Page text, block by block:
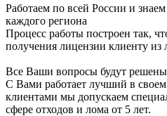
Работаем по всей России и
каждого региона
Процесс работы построен так,
получения лицензии клиенту из
Все Ваши вопросы будут
С Вами работает лучший в
клиентами мы допускаем
сфере отходов и лома от 5 лет.